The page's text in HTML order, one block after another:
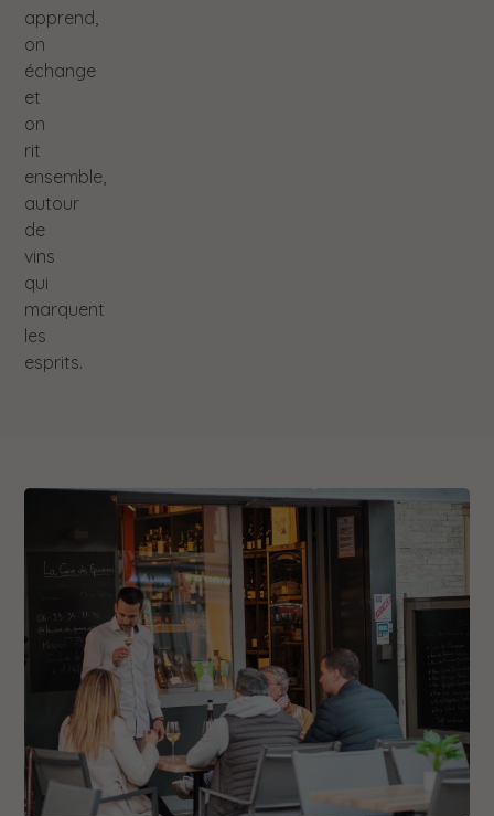
apprend,
on
échange
et
on
rit
ensemble,
autour
de
vins
qui
marquent
les
esprits.